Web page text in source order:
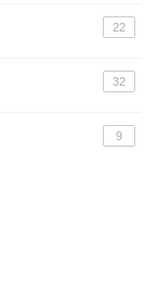
22
32
9